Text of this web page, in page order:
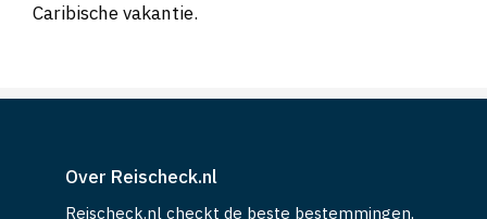
Caribische vakantie.
Over Reischeck.nl
Reischeck.nl checkt de beste bestemmingen,